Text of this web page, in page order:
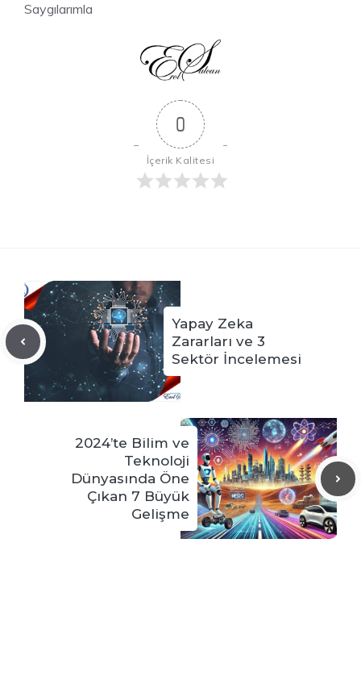
Saygılarımla
0
İçerik Kalitesi
Yapay Zeka
Zararları ve 3
Sektör İncelemesi
2024’te Bilim ve
Teknoloji
Dünyasında Öne
Çıkan 7 Büyük
Gelişme